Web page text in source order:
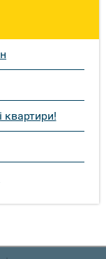
квартири!